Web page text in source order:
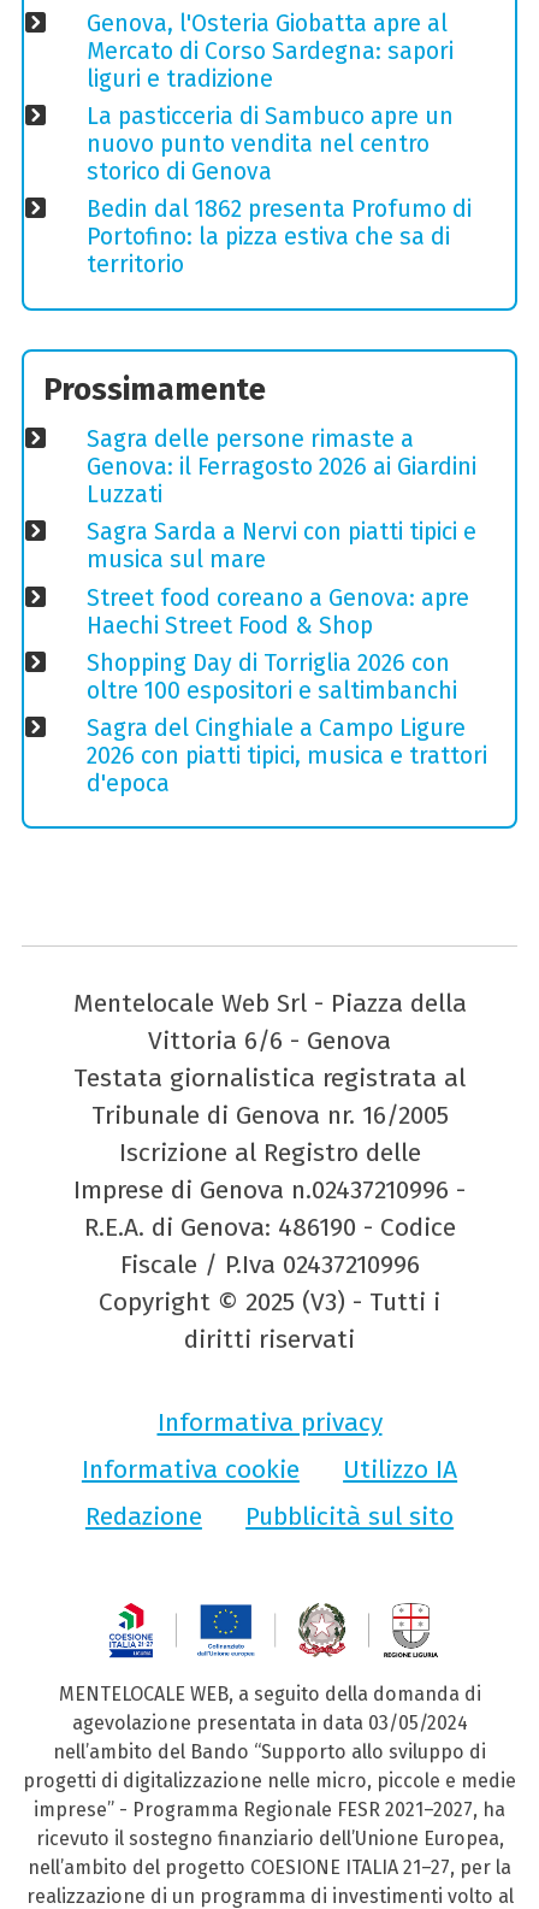
Genova, l'Osteria Giobatta apre al
Mercato di Corso Sardegna: sapori
liguri e tradizione
La pasticceria di Sambuco apre un
nuovo punto vendita nel centro
storico di Genova
Bedin dal 1862 presenta Profumo di
Portofino: la pizza estiva che sa di
territorio
Prossimamente
Sagra delle persone rimaste a
Genova: il Ferragosto 2026 ai Giardini
Luzzati
Sagra Sarda a Nervi con piatti tipici e
musica sul mare
Street food coreano a Genova: apre
Haechi Street Food & Shop
Shopping Day di Torriglia 2026 con
oltre 100 espositori e saltimbanchi
Sagra del Cinghiale a Campo Ligure
2026 con piatti tipici, musica e trattori
d'epoca
Mentelocale Web Srl - Piazza della
Vittoria 6/6 - Genova
Testata giornalistica registrata al
Tribunale di Genova nr. 16/2005
Iscrizione al Registro delle
Imprese di Genova n.02437210996 -
R.E.A. di Genova: 486190 - Codice
Fiscale / P.Iva 02437210996
Copyright © 2025 (V3) - Tutti i
diritti riservati
Informativa privacy
Informativa cookie
Utilizzo IA
Redazione
Pubblicità sul sito
MENTELOCALE WEB, a seguito della domanda di
agevolazione presentata in data 03/05/2024
nell’ambito del Bando “Supporto allo sviluppo di
progetti di digitalizzazione nelle micro, piccole e medie
imprese” - Programma Regionale FESR 2021–2027, ha
ricevuto il sostegno finanziario dell’Unione Europea,
nell’ambito del progetto COESIONE ITALIA 21–27, per la
realizzazione di un programma di investimenti volto al